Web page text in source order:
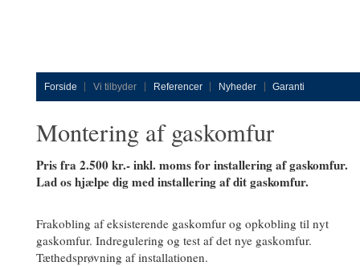
Forside Vi tilbyder Referencer Nyheder Garanti
Montering af gaskomfur
Pris fra 2.500 kr.- inkl. moms for installering af gaskomfur.
Lad os hjælpe dig med installering af dit gaskomfur.
Frakobling af eksisterende gaskomfur og opkobling til nyt
gaskomfur. Indregulering og test af det nye gaskomfur.
Tæthedsprøvning af installationen.